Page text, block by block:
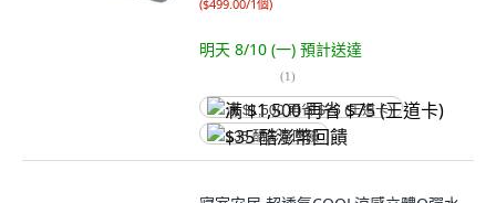
($499.00/1個)
明天 8/10 (一) 預計送達
(1)
满 $1,500 再省 $75 (王道卡)
$35 酷澎幣回饋